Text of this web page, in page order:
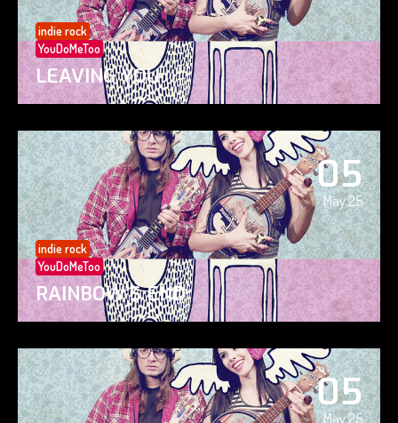
indie rock
YouDoMeToo
LEAVING YOU
05
May 25
indie rock
YouDoMeToo
RAINBOW’S END
05
May 25